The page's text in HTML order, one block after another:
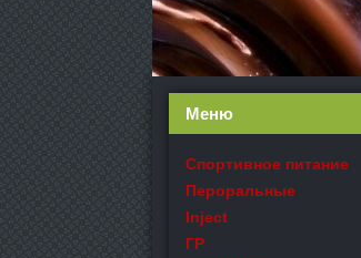
Меню
Спортивное питание
Пероральные
Inject
ГР